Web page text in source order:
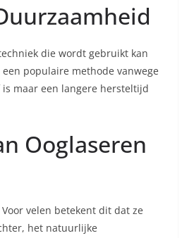
die wordt gebruikt kan
populaire methode vanwege
maar een langere hersteltijd
Ooglaseren
velen betekent dit dat ze
het natuurlijke